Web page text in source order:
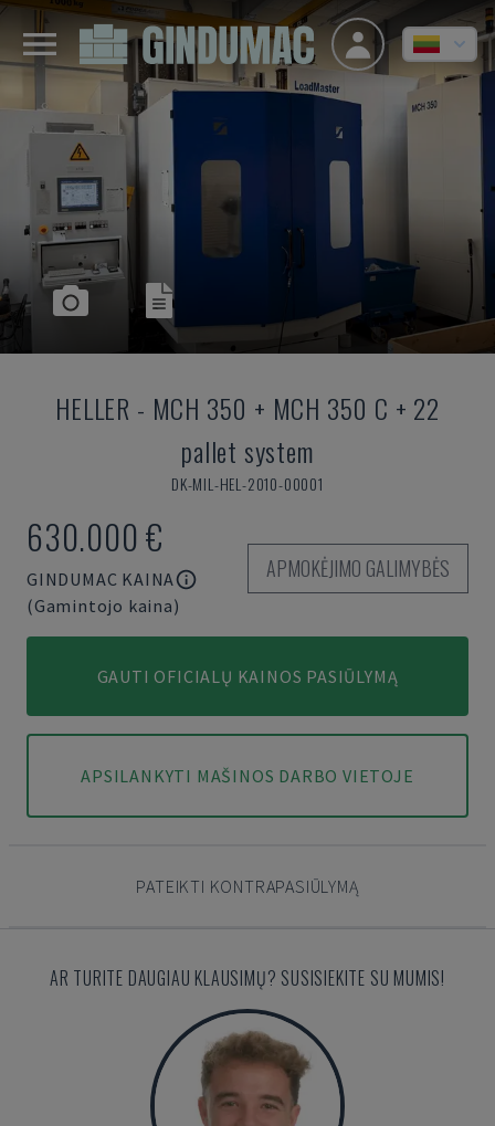
HELLER - MCH 350 + MCH 350 C + 22
pallet system
DK-MIL-HEL-2010-00001
630.000 €
GINDUMAC KAINA
(Gamintojo kaina)
APMOKĖJIMO GALIMYBĖS
GAUTI OFICIALŲ KAINOS PASIŪLYMĄ
APSILANKYTI MAŠINOS DARBO VIETOJE
PATEIKTI KONTRAPASIŪLYMĄ
AR TURITE DAUGIAU KLAUSIMŲ? SUSISIEKITE SU MUMIS!